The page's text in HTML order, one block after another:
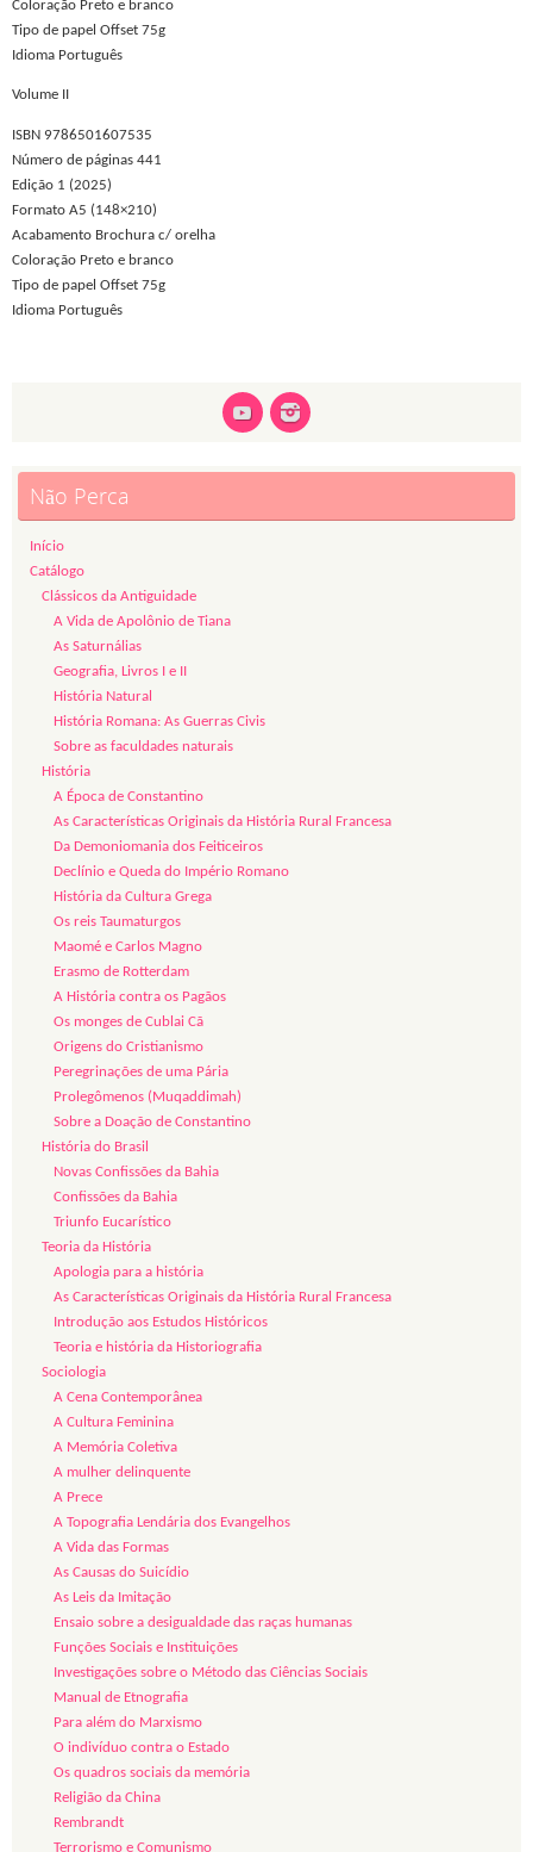
Coloração Preto e branco
Tipo de papel Offset 75g
Idioma Português
Volume II
ISBN 9786501607535
Número de páginas 441
Edição 1 (2025)
Formato A5 (148×210)
Acabamento Brochura c/ orelha
Coloração Preto e branco
Tipo de papel Offset 75g
Idioma Português
Não Perca
Início
Catálogo
Clássicos da Antiguidade
A Vida de Apolônio de Tiana
As Saturnálias
Geografia, Livros I e II
História Natural
História Romana: As Guerras Civis
Sobre as faculdades naturais
História
A Época de Constantino
As Características Originais da História Rural Francesa
Da Demoniomania dos Feiticeiros
Declínio e Queda do Império Romano
História da Cultura Grega
Os reis Taumaturgos
Maomé e Carlos Magno
Erasmo de Rotterdam
A História contra os Pagãos
Os monges de Cublai Cã
Origens do Cristianismo
Peregrinações de uma Pária
Prolegômenos (Muqaddimah)
Sobre a Doação de Constantino
História do Brasil
Novas Confissões da Bahia
Confissões da Bahia
Triunfo Eucarístico
Teoria da História
Apologia para a história
As Características Originais da História Rural Francesa
Introdução aos Estudos Históricos
Teoria e história da Historiografia
Sociologia
A Cena Contemporânea
A Cultura Feminina
A Memória Coletiva
A mulher delinquente
A Prece
A Topografia Lendária dos Evangelhos
A Vida das Formas
As Causas do Suicídio
As Leis da Imitação
Ensaio sobre a desigualdade das raças humanas
Funções Sociais e Instituições
Investigações sobre o Método das Ciências Sociais
Manual de Etnografia
Para além do Marxismo
O indivíduo contra o Estado
Os quadros sociais da memória
Religião da China
Rembrandt
Terrorismo e Comunismo